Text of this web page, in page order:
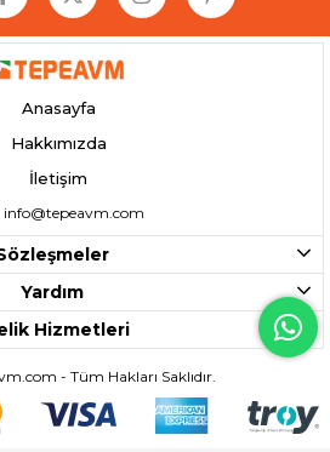
Anasayfa
Hakkımızda
İletişim
info@tepeavm.com
Yardım
Hizmetleri
- Tüm Hakları Saklıdır.